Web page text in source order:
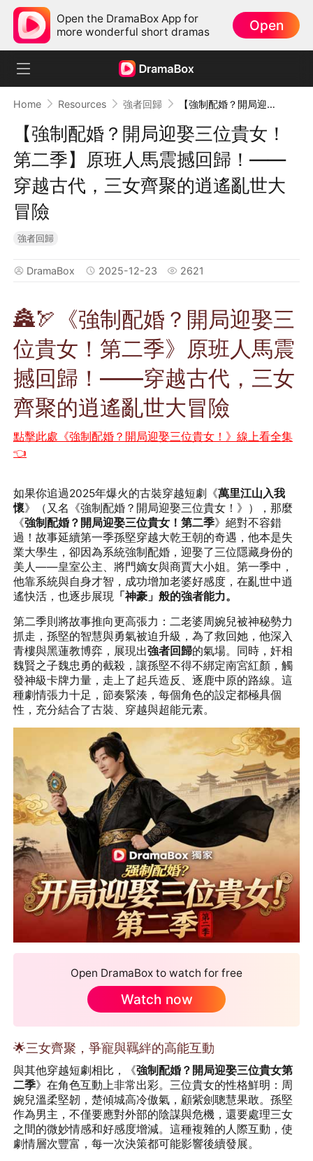
Open the DramaBox App for
more wonderful short dramas
Open
Home Resources 強者回歸 【強制配婚？開局迎娶三位貴女！第二季】原班人馬震撼回歸！——穿越古代，三女齊聚的逍遙亂世大冒險
【強制配婚？開局迎娶三位貴女！
第二季】原班人馬震撼回歸！——
穿越古代，三女齊聚的逍遙亂世大
冒險
強者回歸
DramaBox 2025-12-23 2621
🏯🏹《強制配婚？開局迎娶三
位貴女！第二季》原班人馬震
撼回歸！——穿越古代，三女
齊聚的逍遙亂世大冒險
點擊此處《強制配婚？開局迎娶三位貴女！》線上看全集
👈
如果你追過2025年爆火的古裝穿越短劇《萬里江山入我
懷》（又名《強制配婚？開局迎娶三位貴女！》），那麼
《強制配婚？開局迎娶三位貴女！第二季》絕對不容錯
過！故事延續第一季孫堅穿越大乾王朝的奇遇，他本是失
業大學生，卻因為系統強制配婚，迎娶了三位隱藏身份的
美人——皇室公主、將門嫡女與商賈大小姐。第一季中，
他靠系統與自身才智，成功增加老婆好感度，在亂世中逍
遙快活，也逐步展現 「神豪」般的強者能力。
第二季則將故事推向更高張力：二老婆周婉兒被神秘勢力
抓走，孫堅的智慧與勇氣被迫升級，為了救回她，他深入
青樓與黑蓮教博弈，展現出強者回歸的氣場。同時，奸相
魏賢之子魏忠勇的截殺，讓孫堅不得不綁定南宮紅顏，觸
發神級卡牌力量，走上了起兵造反、逐鹿中原的路線。這
種劇情張力十足，節奏緊湊，每個角色的設定都極具個
性，充分結合了古裝、穿越與超能元素。
Open DramaBox to watch for free
Watch now
🌟三女齊聚，爭寵與羈絆的高能互動
與其他穿越短劇相比，《強制配婚？開局迎娶三位貴女第
二季》在角色互動上非常出彩。三位貴女的性格鮮明：周
婉兒溫柔堅韌，楚傾城高冷傲氣，顧紫劍聰慧果敢。孫堅
作為男主，不僅要應對外部的陰謀與危機，還要處理三女
之間的微妙情感和好感度增減。這種複雜的人際互動，使
劇情層次豐富，每一次決策都可能影響後續發展。